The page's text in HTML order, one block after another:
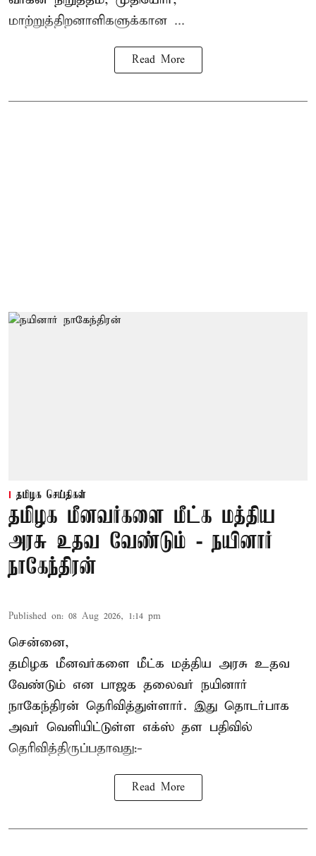
மாற்றுத்திறனாளிகளுக்கான ...
Read More
தமிழக செய்திகள்
தமிழக மீனவர்களை மீட்க மத்திய
அரசு உதவ வேண்டும் - நயினார்
நாகேந்திரன்
Published on: 08 Aug 2026, 1:14 pm
சென்னை,
தமிழக மீனவர்களை மீட்க மத்திய அரசு உதவ
வேண்டும் என பாஜக தலைவர் நயினார்
நாகேந்திரன் தெரிவித்துள்ளார். இது தொடர்பாக
அவர் வெளியிட்டுள்ள எக்ஸ் தள பதிவில்
தெரிவித்திருப்பதாவது:-
Read More